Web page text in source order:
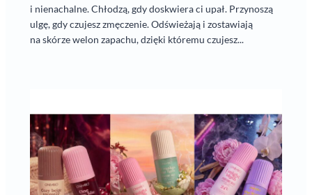
i nienachalne. Chłodzą, gdy doskwiera ci upał. Przynoszą
ulgę, gdy czujesz zmęczenie. Odświeżają i zostawiają
na skórze welon zapachu, dzięki któremu czujesz...